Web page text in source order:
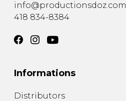
info@productionsdoz.com
418 834-8384
Informations
Distributors